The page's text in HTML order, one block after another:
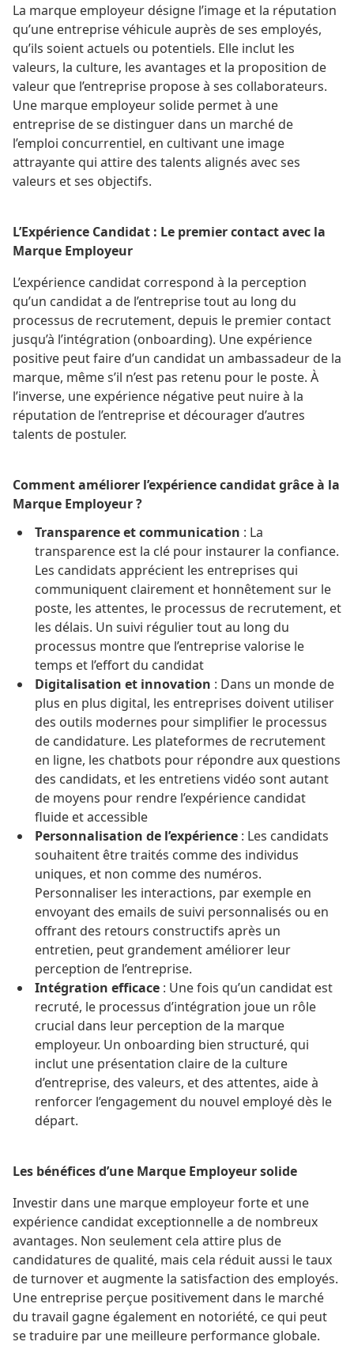
La marque employeur désigne l’image et la réputation
qu’une entreprise véhicule auprès de ses employés,
qu’ils soient actuels ou potentiels. Elle inclut les
valeurs, la culture, les avantages et la proposition de
valeur que l’entreprise propose à ses collaborateurs.
Une marque employeur solide permet à une
entreprise de se distinguer dans un marché de
l’emploi concurrentiel, en cultivant une image
attrayante qui attire des talents alignés avec ses
valeurs et ses objectifs.
L’Expérience Candidat : Le premier contact avec la
Marque Employeur
L’expérience candidat correspond à la perception
qu’un candidat a de l’entreprise tout au long du
processus de recrutement, depuis le premier contact
jusqu’à l’intégration (onboarding). Une expérience
positive peut faire d’un candidat un ambassadeur de la
marque, même s’il n’est pas retenu pour le poste. À
l’inverse, une expérience négative peut nuire à la
réputation de l’entreprise et décourager d’autres
talents de postuler​.
Comment améliorer l’expérience candidat grâce à la
Marque Employeur ?
Transparence et communication : La
transparence est la clé pour instaurer la confiance.
Les candidats apprécient les entreprises qui
communiquent clairement et honnêtement sur le
poste, les attentes, le processus de recrutement, et
les délais. Un suivi régulier tout au long du
processus montre que l’entreprise valorise le
temps et l’effort du candidat
Digitalisation et innovation : Dans un monde de
plus en plus digital, les entreprises doivent utiliser
des outils modernes pour simplifier le processus
de candidature. Les plateformes de recrutement
en ligne, les chatbots pour répondre aux questions
des candidats, et les entretiens vidéo sont autant
de moyens pour rendre l’expérience candidat
fluide et accessible​
Personnalisation de l’expérience : Les candidats
souhaitent être traités comme des individus
uniques, et non comme des numéros.
Personnaliser les interactions, par exemple en
envoyant des emails de suivi personnalisés ou en
offrant des retours constructifs après un
entretien, peut grandement améliorer leur
perception de l’entreprise​.
Intégration efficace : Une fois qu’un candidat est
recruté, le processus d’intégration joue un rôle
crucial dans leur perception de la marque
employeur. Un onboarding bien structuré, qui
inclut une présentation claire de la culture
d’entreprise, des valeurs, et des attentes, aide à
renforcer l’engagement du nouvel employé dès le
départ.
Les bénéfices d’une Marque Employeur solide
Investir dans une marque employeur forte et une
expérience candidat exceptionnelle a de nombreux
avantages. Non seulement cela attire plus de
candidatures de qualité, mais cela réduit aussi le taux
de turnover et augmente la satisfaction des employés.
Une entreprise perçue positivement dans le marché
du travail gagne également en notoriété, ce qui peut
se traduire par une meilleure performance globale​.